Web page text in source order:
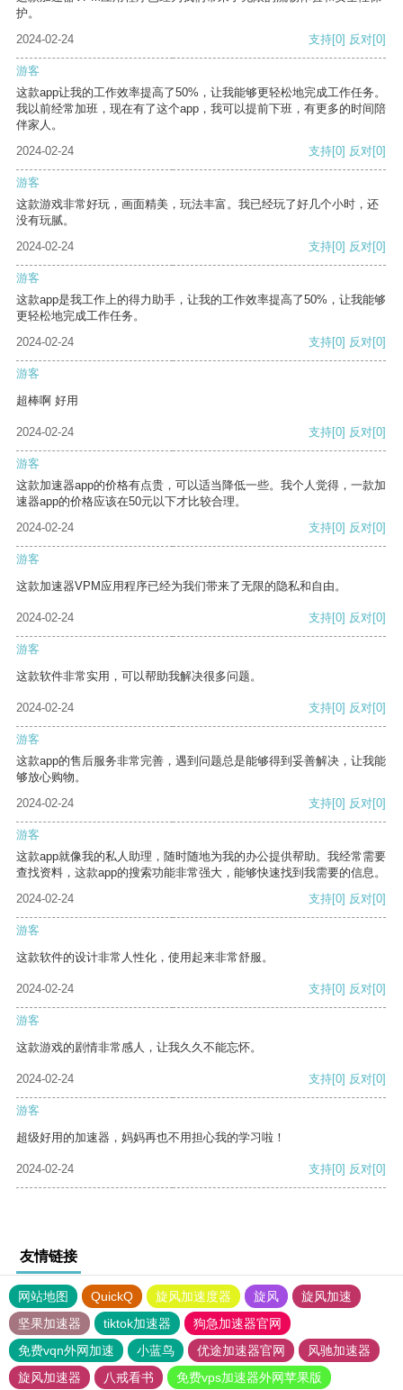
护。
2024-02-24
支持[0] 反对[0]
游客
这款app让我的工作效率提高了50%，让我能够更轻松地完成工作任务。
我以前经常加班，现在有了这个app，我可以提前下班，有更多的时间陪
伴家人。
2024-02-24
支持[0] 反对[0]
游客
这款游戏非常好玩，画面精美，玩法丰富。我已经玩了好几个小时，还
没有玩腻。
2024-02-24
支持[0] 反对[0]
游客
这款app是我工作上的得力助手，让我的工作效率提高了50%，让我能够
更轻松地完成工作任务。
2024-02-24
支持[0] 反对[0]
游客
超棒啊 好用
2024-02-24 支持[0] 反对[0]
游客
这款加速器app的价格有点贵，可以适当降低一些。我个人觉得，一款加
速器app的价格应该在50元以下才比较合理。
2024-02-24
支持[0] 反对[0]
游客
这款加速器VPM应用程序已经为我们带来了无限的隐私和自由。
2024-02-24 支持[0] 反对[0]
游客
这款软件非常实用，可以帮助我解决很多问题。
2024-02-24 支持[0] 反对[0]
游客
这款app的售后服务非常完善，遇到问题总是能够得到妥善解决，让我能
够放心购物。
2024-02-24
支持[0] 反对[0]
游客
这款app就像我的私人助理，随时随地为我的办公提供帮助。我经常需要
查找资料，这款app的搜索功能非常强大，能够快速找到我需要的信息。
2024-02-24
支持[0] 反对[0]
游客
这款软件的设计非常人性化，使用起来非常舒服。
2024-02-24 支持[0] 反对[0]
游客
这款游戏的剧情非常感人，让我久久不能忘怀。
2024-02-24 支持[0] 反对[0]
游客
超级好用的加速器，妈妈再也不用担心我的学习啦！
2024-02-24 支持[0] 反对[0]
友情链接
网站地图 QuickQ 旋风加速度器 旋风
旋风加速
坚果加速器
tiktok加速器
狗急加速器官网
免费vqn外网加速
小蓝鸟 优途加速器官网
风驰加速器
旋风加速器
八戒看书 免费vps加速器外网苹果版